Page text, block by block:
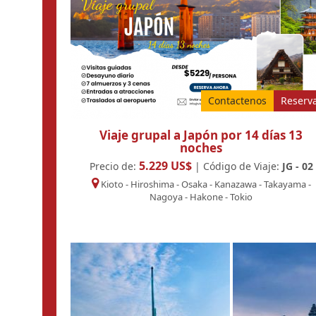
Contactenos
Viaje grupal a Japón por 14 días 13
noches
Precio de: 5.229 US$| Código de Viaje: JG - 02
Kioto - Hiroshima-Osaka- Kanazawa-Takayama-
Nagoya- Hakone-Tokio